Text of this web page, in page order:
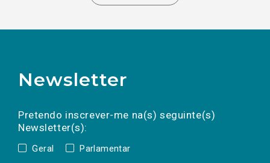
Newsletter
Pretendo inscrever-me na(s) seguinte(s)
Newsletter(s):
Geral Parlamentar
a(s) newsletter(s).
mail